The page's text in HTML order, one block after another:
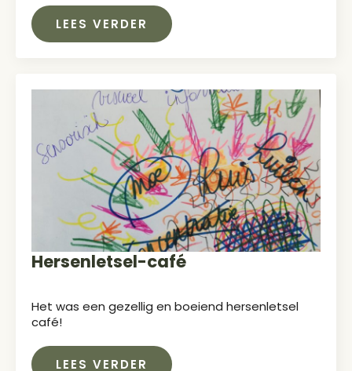
LEES VERDER
Hersenletsel-café
Het was een gezellig en boeiend hersenletsel
café!
LEES VERDER